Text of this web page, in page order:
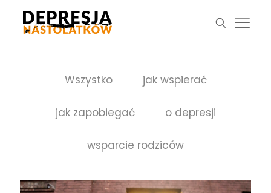
Wszystko jak wspierać
jak zapobiegać o depresji
wsparcie rodziców